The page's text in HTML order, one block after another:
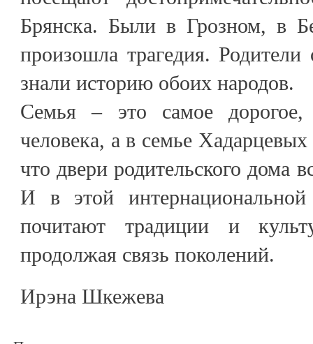
Брянска. Были в Грозном, в
произошла трагедия.
знали историю обоих народов.
Семья – это самое
человека, а в семье
что двери родительского дома
И в этой
почитают традиции и
продолжая связь поколений.
Ирэна Шкежева